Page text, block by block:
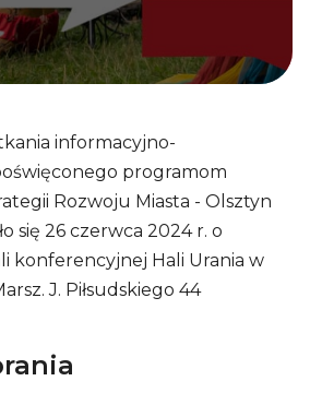
informacyjno-
programom
Rozwoju Miasta - Olsztyn
się 26 czerwca 2024 r. o
konferencyjnej Hali Urania w
J. Piłsudskiego 44